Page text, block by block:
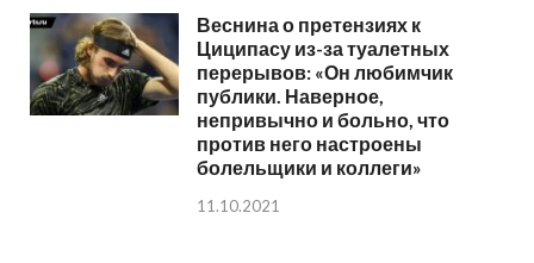
Веснина о претензиях к
Циципасу из-за туалетных
перерывов: «Он любимчик
публики. Наверное,
непривычно и больно, что
против него настроены
болельщики и коллеги»
11.10.2021